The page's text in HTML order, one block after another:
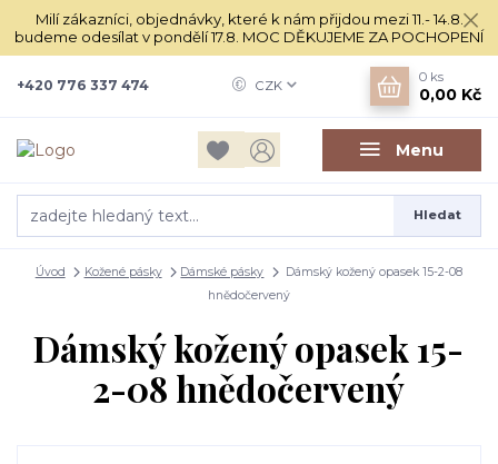
Milí zákazníci, objednávky, které k nám přijdou mezi 11.- 14.8.
budeme odesílat v pondělí 17.8. MOC DĚKUJEME ZA POCHOPENÍ
Menu
CZK
Hledat
+420 776 337 474
0 ks
0,00 Kč
Úvod Kožené pásky Dámské pásky
Dámský kožený opasek 15-2-08
hnědočervený
Dámský kožený opasek 15-
2-08 hnědočervený